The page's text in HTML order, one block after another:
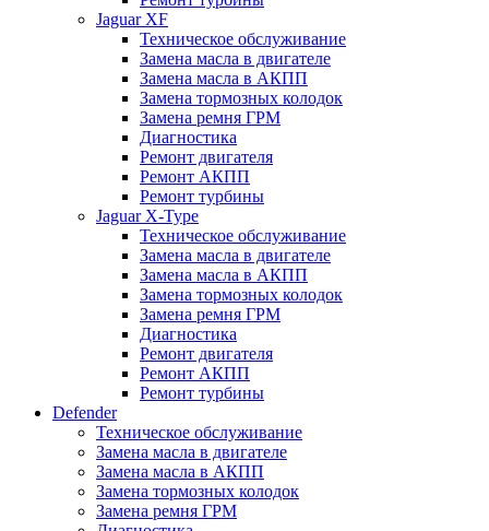
Jaguar XF
Техническое обслуживание
Замена масла в двигателе
Замена масла в АКПП
Замена тормозных колодок
Замена ремня ГРМ
Диагностика
Ремонт двигателя
Ремонт АКПП
Ремонт турбины
Jaguar X-Type
Техническое обслуживание
Замена масла в двигателе
Замена масла в АКПП
Замена тормозных колодок
Замена ремня ГРМ
Диагностика
Ремонт двигателя
Ремонт АКПП
Ремонт турбины
Defender
Техническое обслуживание
Замена масла в двигателе
Замена масла в АКПП
Замена тормозных колодок
Замена ремня ГРМ